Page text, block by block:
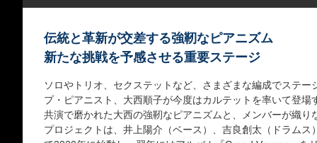
伝統と革新が交差する強靭なピアニズム
新たな挑戦を予感させる重要ステージ
ソロやトリオ、セクステットなど、さまざまな編成でステ
プ・ピアニスト、大西順子が今度はカルテットを率いて登
共演で磨かれた大西の強靭なピアニズムと、メンバーが織
プロジェクトは、井上陽介（ベース）、吉良創太（ドラム